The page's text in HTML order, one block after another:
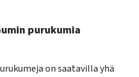
purukumia
on saatavilla yhä